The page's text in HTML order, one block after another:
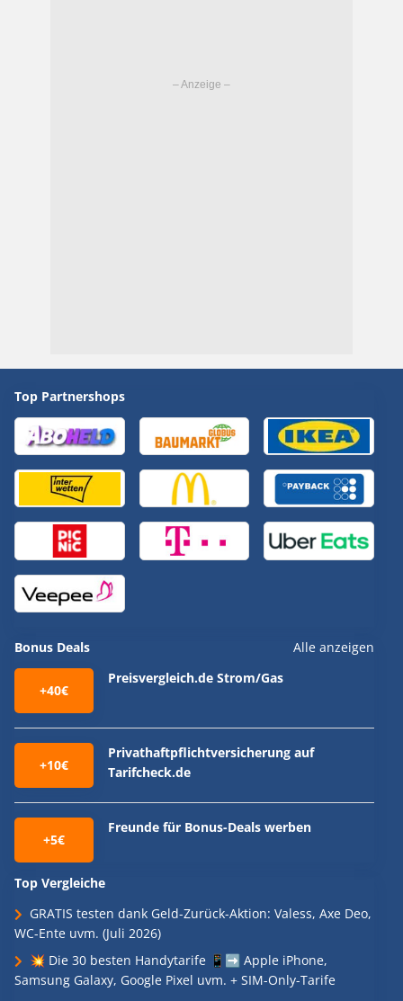
Top Partnershops
Bonus Deals Alle anzeigen
+40€
Preisvergleich.de Strom/Gas
+10€
Privathaftpflichtversicherung auf
Tarifcheck.de
+5€
Freunde für Bonus-Deals werben
Top Vergleiche
GRATIS testen dank Geld-Zurück-Aktion: Valess, Axe Deo,
WC-Ente uvm. (Juli 2026)
💥 Die 30 besten Handytarife 📱➡️ Apple iPhone,
Samsung Galaxy, Google Pixel uvm. + SIM-Only-Tarife